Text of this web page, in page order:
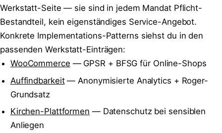
Werkstatt-Seite — sie sind in jedem Mandat Pflicht-
Bestandteil, kein eigenständiges Service-Angebot.
Konkrete Implementations-Patterns siehst du in den
passenden Werkstatt-Einträgen:
WooCommerce — GPSR + BFSG für Online-Shops
Auffindbarkeit— Anonymisierte Analytics + Roger-
Grundsatz
Kirchen-Plattformen — Datenschutz bei sensiblen
Anliegen